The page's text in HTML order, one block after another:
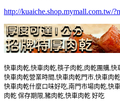
http://kuaiche.shop.mymall.com.tw/
快車肉乾,快車肉乾,筷子肉乾,肉乾團購,快
快車肉乾營業時間,快車肉乾門市,快車肉
快車肉乾什麼口味好吃,南門市場肉乾,快
肉乾 保存期限,豬肉乾,快車肉乾 好吃